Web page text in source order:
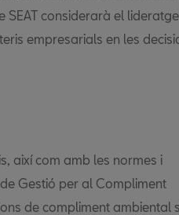
SEAT considerarà el lideratge
empresarials en les
així com amb les normes i
Gestió per al Compliment
de compliment ambiental